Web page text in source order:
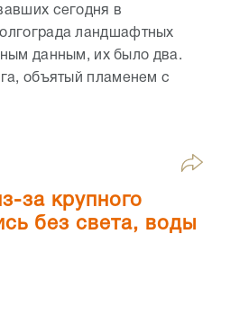
сегодня в
ландшафтных
данным, их было два.
объятый пламенем с
за крупного
без света, воды